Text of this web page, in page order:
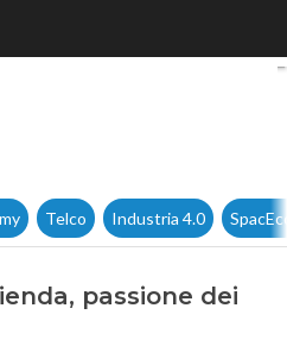
media in azienda,
Telco Industria 4.0
passione dei